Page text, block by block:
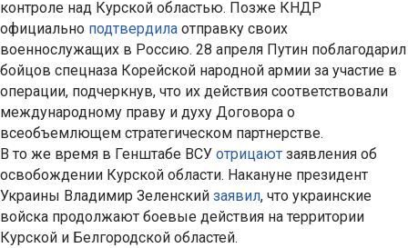
контроле над Курской областью. Позже КНДР
официально подтвердила отправку своих
военнослужащих в Россию. 28 апреля Путин поблагодарил
бойцов спецназа Корейской народной армии за участие в
операции, подчеркнув, что их действия соответствовали
международному праву и духу Договора о
всеобъемлющем стратегическом партнерстве.
В то же время в Генштабе ВСУ отрицают заявления об
освобождении Курской области. Накануне президент
Украины Владимир Зеленский заявил, что украинские
войска продолжают боевые действия на территории
Курской и Белгородской областей.